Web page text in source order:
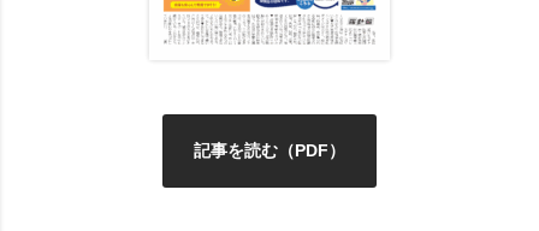
記事を読む（PDF）